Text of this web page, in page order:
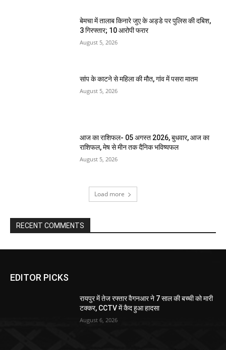
बेमचा में तालाब किनारे जुए के अड्डे पर पुलिस की दबिश,
3 गिरफ्तार; 10 आरोपी फरार
August 5, 2026
सांप के काटने से महिला की मौत, गांव में पसरा मातम
August 5, 2026
आज का राशिफल- 05 अगस्त 2026, बुधवार, आज का
राशिफल, मेष से मीन तक दैनिक भविष्यफल
August 5, 2026
Load more
RECENT COMMENTS
EDITOR PICKS
रायपुर में तेज रफ्तार वैगनआर ने 7 साल की बच्ची को मारी
टक्कर, CCTV में कैद हुआ हादसा
August 6, 2026